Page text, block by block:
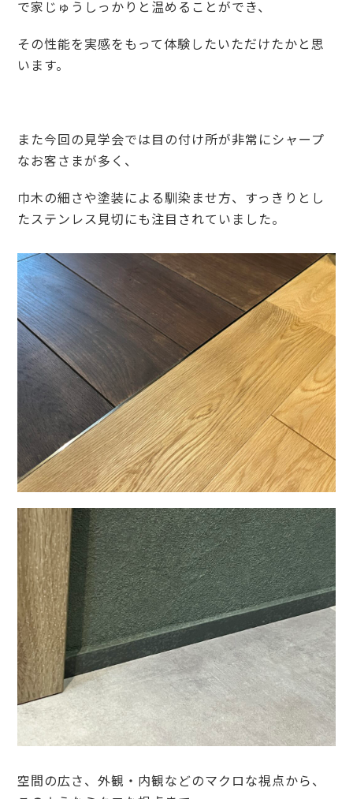
で家じゅうしっかりと温めることができ、
その性能を実感をもって体験したいただけたかと思
います。
また今回の見学会では目の付け所が非常にシャープ
なお客さまが多く、
巾木の細さや塗装による馴染ませ方、すっきりとし
たステンレス見切にも注目されていました。
空間の広さ、外観・内観などのマクロな視点から、